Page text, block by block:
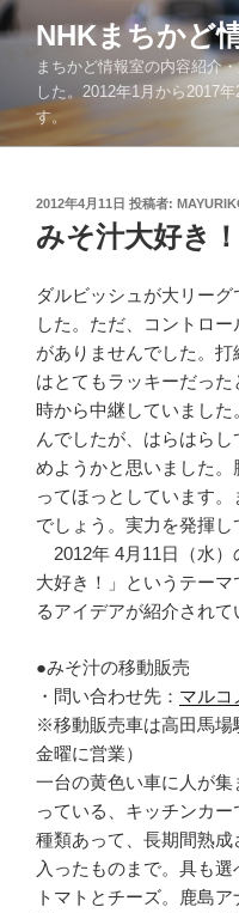
コ
ン
ツ
NHKまちかど
まちかど情報室の内容紹介
した。2012年1月から2017
す。
投
稿
日:
2012年4月11日 投稿者:
みそ汁大好き
ダルビッシュが大リー
した。ただ、コントロ
がありませんでした。
はとてもラッキーだっ
時から中継していまし
んでしたが、はらはら
めようかと思いました
ってほっとしています
でしょう。実力を発揮し
2012年 4月11日（水）
大好き！」というテー
るアイデアが紹介されて
●みそ汁の移動販売
・問い合わせ先： マルコ
※移動販売車は高田馬場
金曜に営業）
一台の黄色い車に人が
っている、キッチンカ
種類あって、長期間熟
入ったものまで。具も選
トマトとチーズ。鹿島